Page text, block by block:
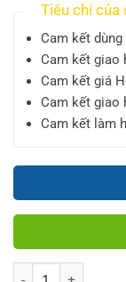
Tiêu chí của
Cam kết
Cam kết giao
Cam kết giá
Cam kết giao
Cam kết làm
Số lượng